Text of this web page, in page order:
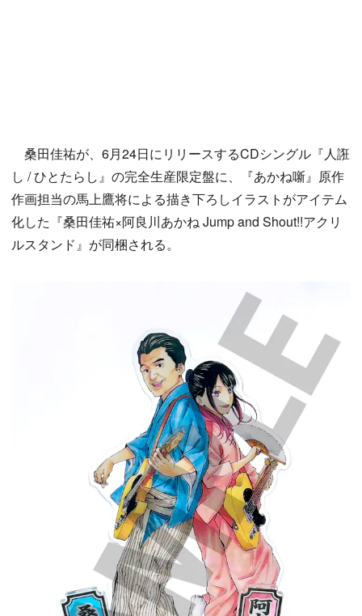
桑田佳祐が、6月24日にリリースするCDシングル『人誑
し / ひとたらし』の完全生産限定盤に、『あかね噺』原作
作画担当の馬上鷹将による描き下ろしイラストがアイテム
化した『桑田佳祐×阿良川あかね Jump and Shout!!アクリ
ルスタンド』が同梱される。